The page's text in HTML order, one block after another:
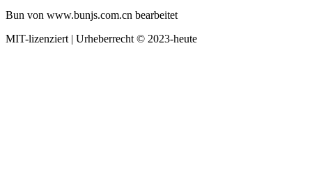
Bun von www.bunjs.com.cn bearbeitet
MIT-lizenziert | Urheberrecht © 2023-heute